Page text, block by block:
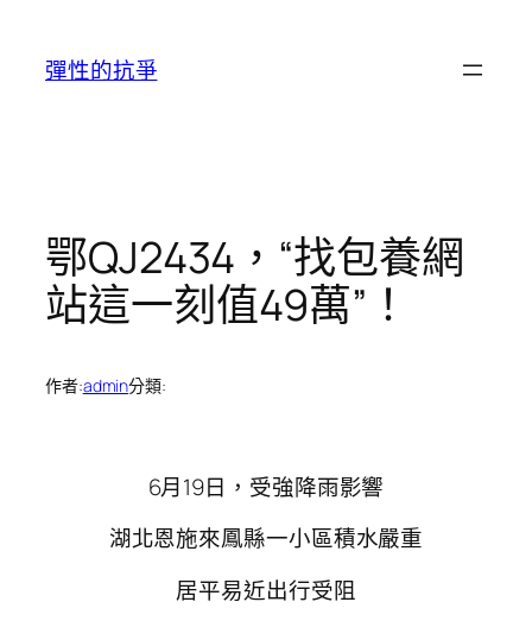
彈性的抗爭
鄂QJ2434，“找包養網
站這一刻值49萬”！
作者:admin分類:
6月19日，受強降雨影響
湖北恩施來鳳縣一小區積水嚴重
居平易近出行受阻